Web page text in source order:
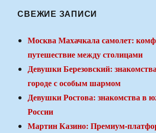
СВЕЖИЕ ЗАПИСИ
Москва Махачкала самолет:
путешествие между столицами
Девушки Березовский:
городе с особым шармом
Девушки Ростова: знакомства в
России
Мартин Казино: Премиум-